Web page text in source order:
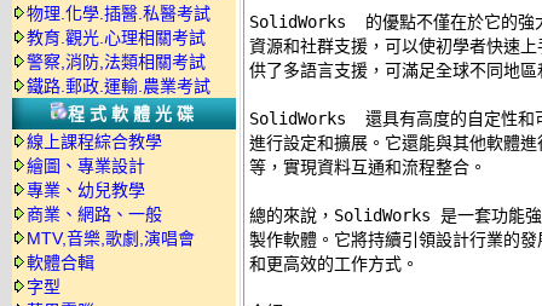
物理.化學.插醫.私醫考試
教育.觀光.心理相關考試
警察,消防,法類相關考試
鐵路.郵政.運輸.農業考試
程式軟體光碟
線上課程綜合教學
繪圖、專業設計
專業、幼兒教學
商業、網路、一般
MTV,音樂,歌劇,演唱會
軟體合輯
字型
SolidWorks  的優點不僅在於它的強
資源和社群支援，可以使初學者快速
供了多語言支援，可滿足全球不同地
SolidWorks  還具有高度的自定性和
進行設定和擴展。它還能與其他軟體
等，實現資料互通和流程整合。
總的來說，SolidWorks 是一套功能
製作軟體。它將持續引領設計行業的
和更高效的工作方式。